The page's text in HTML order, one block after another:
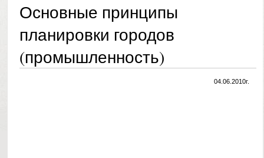
Основные принципы
планировки городов
(промышленность)
04.06.2010г.